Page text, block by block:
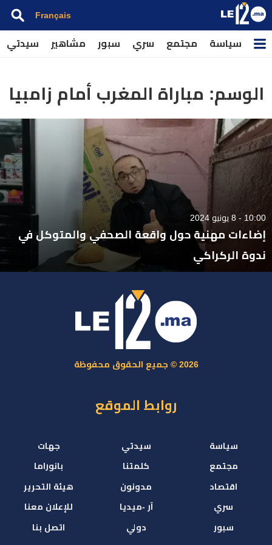
Français
سياسة مجتمع سري سبور مشاهير سيدتي
الوسم: مباراة المغرب أمام زامبيا
10:00 - 8 يونيو 2024
إضاءات مهنية حول واقعة الصحفي والمتوكل في
ندوة الركراكي
2026 © جميع الحقوق محفوظة
روابط الموقع
سياسة
مجتمع
اقتصاد
سري
سبور
سيدتي
كلمتنا
مدونون
آر -ميديا
دولي
جهات
بانوراما
هيئة التحرير
للإعلان معنا
اتصل بنا